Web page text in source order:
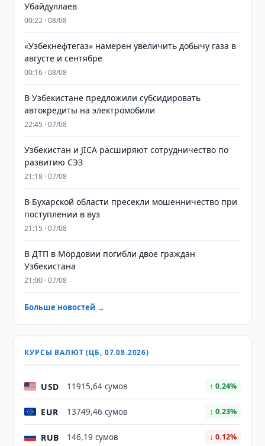
Убайдуллаев
00:22 · 08/08
«Узбекнефтегаз» намерен увеличить добычу газа в
августе и сентябре
00:16 · 08/08
В Узбекистане предложили субсидировать
автокредиты на электромобили
22:45 · 07/08
Узбекистан и JICA расширяют сотрудничество по
развитию СЭЗ
21:18 · 07/08
В Бухарской области пресекли мошенничество при
поступлении в вуз
21:15 · 07/08
В ДТП в Мордовии погибли двое граждан
Узбекистана
21:00 · 07/08
Больше новостей →
КУРСЫ ВАЛЮТ (ЦБ, 07.08.2026)
USD 11915,64 сумов ↑ 0.24%
EUR 13749,46 сумов ↑ 0.23%
RUB 146,19 сумов ↓ 0.12%